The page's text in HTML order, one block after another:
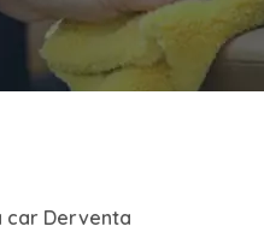
car Derventa